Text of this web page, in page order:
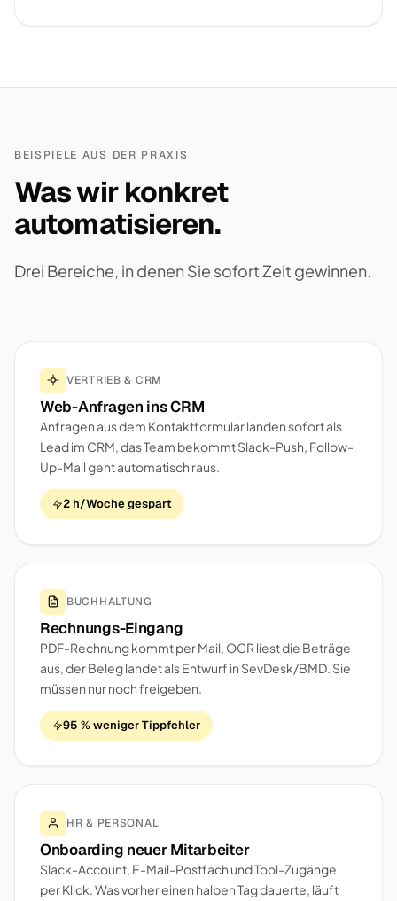
BEISPIELE AUS DER PRAXIS
Was wir konkret
automatisieren.
Drei Bereiche, in denen Sie sofort Zeit gewinnen.
VERTRIEB & CRM
Web-Anfragen ins CRM
Anfragen aus dem Kontaktformular landen sofort als
Lead im CRM, das Team bekommt Slack-Push, Follow-
Up-Mail geht automatisch raus.
2 h/Woche gespart
BUCHHALTUNG
Rechnungs-Eingang
PDF-Rechnung kommt per Mail, OCR liest die Beträge
aus, der Beleg landet als Entwurf in SevDesk/BMD. Sie
müssen nur noch freigeben.
95 % weniger Tippfehler
HR & PERSONAL
Onboarding neuer Mitarbeiter
Slack-Account, E-Mail-Postfach und Tool-Zugänge
per Klick. Was vorher einen halben Tag dauerte, läuft